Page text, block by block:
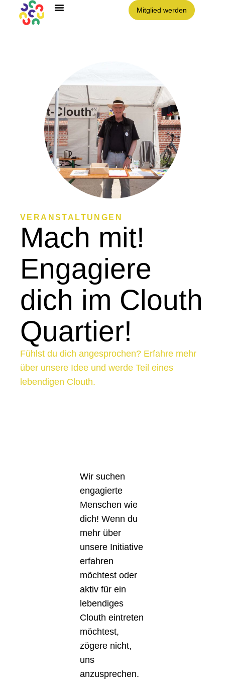
Mitglied werden
VERANSTALTUNGEN
Mach mit!
Engagiere
dich im Clouth
Quartier!
Fühlst du dich angesprochen? Erfahre mehr
über unsere Idee und werde Teil eines
lebendigen Clouth.
Wir suchen
engagierte
Menschen wie
dich! Wenn du
mehr über
unsere Initiative
erfahren
möchtest oder
aktiv für ein
lebendiges
Clouth eintreten
möchtest,
zögere nicht,
uns
anzusprechen.